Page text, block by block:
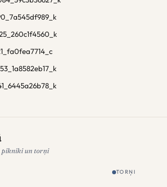
pikniki un torņi
TORŅI